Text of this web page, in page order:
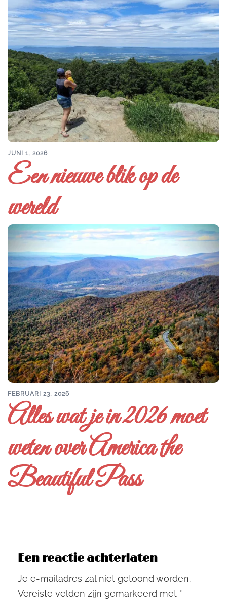
JUNI 1, 2026
Een nieuwe blik op de
wereld
FEBRUARI 23, 2026
Alles wat je in 2026 moet
weten over America the
Beautiful Pass
Een reactie achterlaten
Je e-mailadres zal niet getoond worden.
Vereiste velden zijn gemarkeerd met *